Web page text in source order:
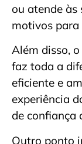
ou atende às
motivos para
Além disso, o
faz toda a
eficiente e
experiência
de confiança
Outro ponto